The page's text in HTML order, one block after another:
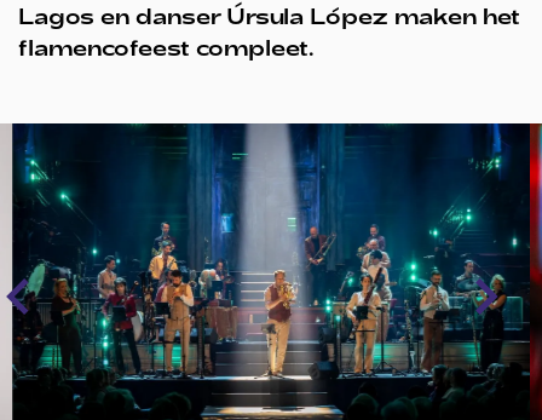
Lagos en danser Úrsula López maken het
flamencofeest compleet.
Overslaan